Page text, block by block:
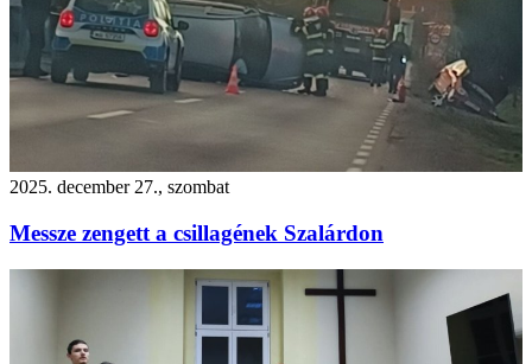
2025. december 27., szombat
Messze zengett a csillagének Szalárdon